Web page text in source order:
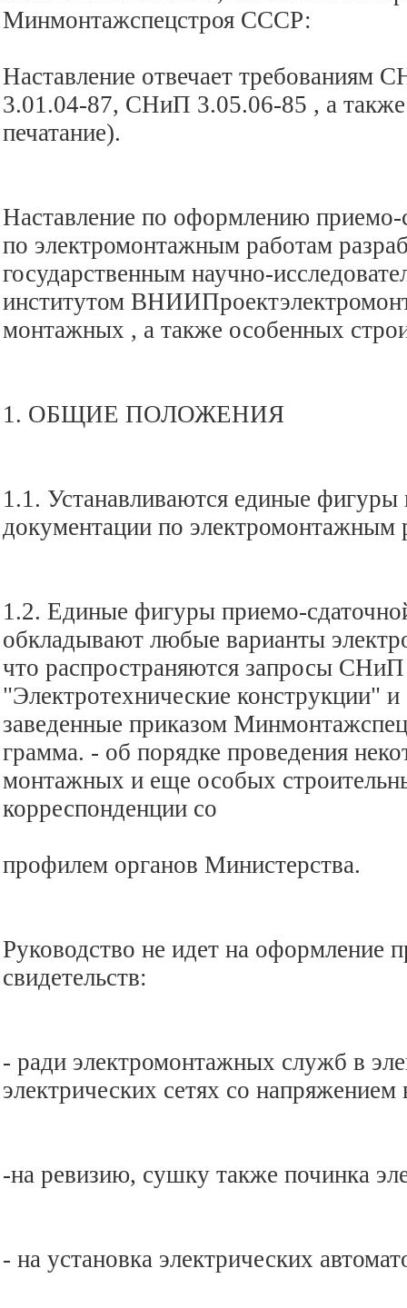
Минмонтажспецстроя СССР:
Наставление отвечает
3.01.04-87, СНиП 3.05.06-85 , а
печатание).
Наставление по оформлению приемо-
по электромонтажным работам
государственным научно-
институтом
монтажных , а также особенных
1. ОБЩИЕ ПОЛОЖЕНИЯ
1.1. Устанавливаются единые фигуры
документации по электромонтажным
1.2. Единые фигуры приемо-
обкладывают любые варианты
что распространяются запросы
"Электротехнические конструкции"
заведенные приказом
грамма. - об порядке проведения
монтажных и еще особых
корреспонденции со
профилем органов Министерства.
Руководство не идет на оформление
свидетельств:
- ради электромонтажных служб в
электрических сетях со
-на ревизию, сушку также починка
- на установка электрических